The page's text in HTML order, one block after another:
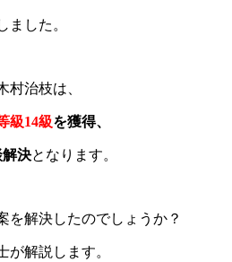
ました。
村治枝は、
級14級を獲得、
決となります。
を解決したのでしょうか？
が解説します。